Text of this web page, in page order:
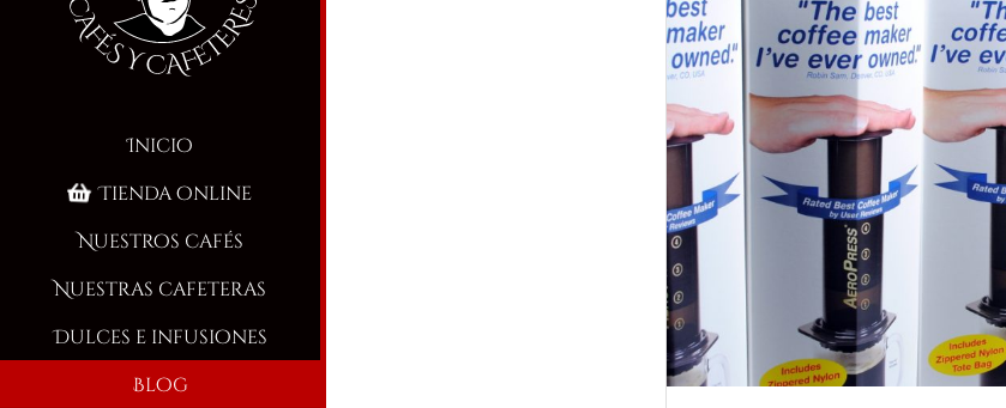
Inicio
Tienda online
Nuestros cafés
Nuestras cafeteras
Dulces e infusiones
Blog